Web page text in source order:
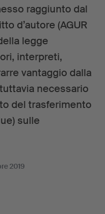
raggiunto dal
d’autore (AGUR
legge
interpreti,
vantaggio dalla
necessario
del trasferimento
sulle
2019